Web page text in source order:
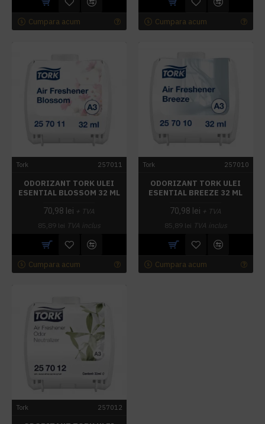
Cumpara acum Cumpara acum
Tork 257011
ODORIZANT TORK ULEI
ESENTIAL BLOSSOM 32 ML
70,98 lei + TVA
85,89 lei TVA inclus
Cumpara acum
Tork 257010
ODORIZANT TORK ULEI
ESENTIAL BREEZE 32 ML
70,98 lei + TVA
85,89 lei TVA inclus
Cumpara acum
Tork 257012